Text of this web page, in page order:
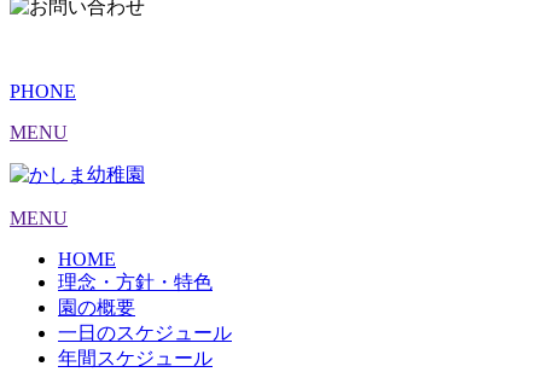
PHONE
MENU
MENU
HOME
理念・方針・特色
園の概要
一日のスケジュール
年間スケジュール